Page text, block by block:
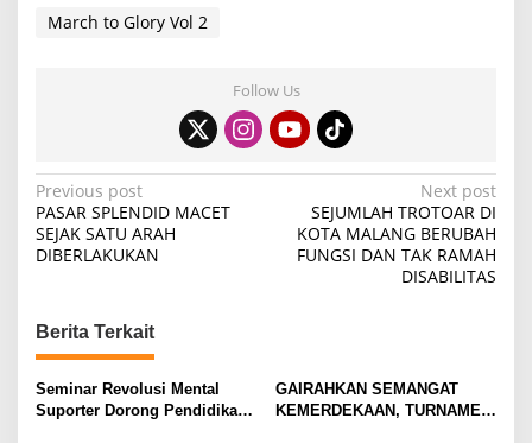
March to Glory Vol 2
Follow Us
P
o
s
n
a
v
Previous post
PASAR SPLENDID MACET
SEJAK SATU ARAH
DIBERLAKUKAN
Next post
SEJUMLAH TROTOAR DI
KOTA MALANG BERUBAH
FUNGSI DAN TAK RAMAH
DISABILITAS
Berita Terkait
Seminar Revolusi Mental
Suporter Dorong Pendidikan
GAIRAHKAN SEMANGAT
KEMERDEKAAN, TURNAMEN